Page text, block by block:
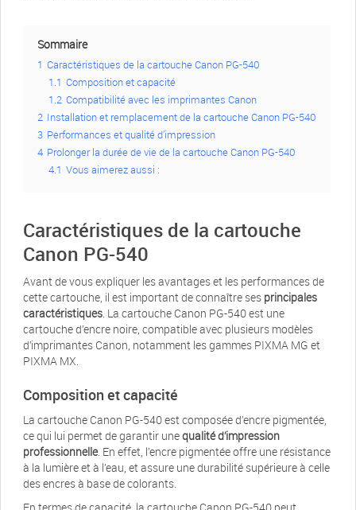
Sommaire
1 Caractéristiques de la cartouche Canon PG-540
1.1 Composition et capacité
1.2 Compatibilité avec les imprimantes Canon
2 Installation et remplacement de la cartouche Canon PG-540
3 Performances et qualité d’impression
4 Prolonger la durée de vie de la cartouche Canon PG-540
4.1 Vous aimerez aussi :
Caractéristiques de la cartouche
Canon PG-540
Avant de vous expliquer les avantages et les performances de
cette cartouche, il est important de connaître ses principales
caractéristiques . La cartouche Canon PG-540 est une
cartouche d’encre noire, compatible avec plusieurs modèles
d’imprimantes Canon, notamment les gammes PIXMA MG et
PIXMA MX.
Composition et capacité
La cartouche Canon PG-540 est composée d’encre pigmentée,
ce qui lui permet de garantir unequalité d’impression
professionnelle. En effet, l’encre pigmentée offre une résistance
à la lumière et à l’eau, et assure une durabilité supérieure à celle
des encres à base de colorants.
En termes de capacité, la cartouche Canon PG-540 peut